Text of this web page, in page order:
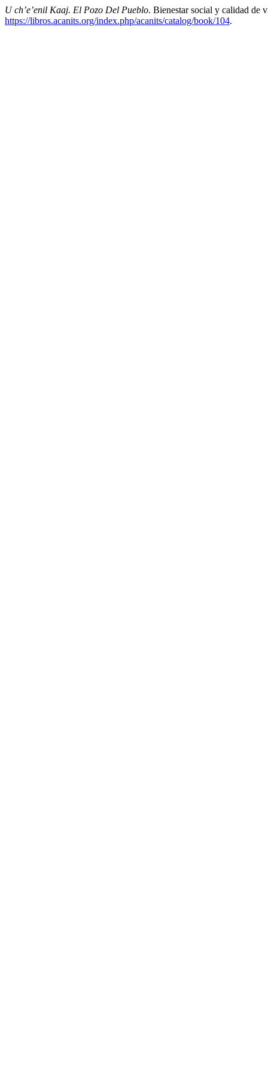
U ch’e’enil Kaaj. El Pozo Del Pueblo. Bienestar social y calidad de
https://libros.acanits.org/index.php/acanits/catalog/book/104.